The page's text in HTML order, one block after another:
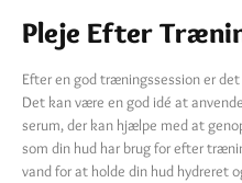
Pleje Efter
Efter en god træningssession er
Det kan være en god idé at
serum, der kan hjælpe med at
som din hud har brug for efter
vand for at holde din hud hydreret